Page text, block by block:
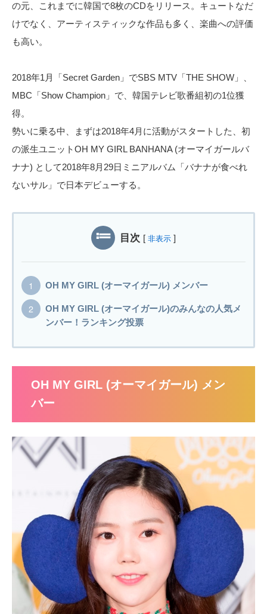
の元、これまでに韓国で8枚のCDをリリース。キュートなだ
けでなく、アーティスティックな作品も多く、楽曲への評価
も高い。
2018年1月「Secret Garden」でSBS MTV「THE SHOW」、
MBC「Show Champion」で、韓国テレビ歌番組初の1位獲
得。
勢いに乗る中、まずは2018年4月に活動がスタートした、初
の派生ユニットOH MY GIRL BANHANA (オーマイガールバ
ナナ) として2018年8月29日ミニアルバム「バナナが食べれ
ないサル」で日本デビューする。
目次 [ 非表示 ]
OH MY GIRL (オーマイガール) メンバー
OH MY GIRL (オーマイガール)のみんなの人気メ
ンバー！ランキング投票
OH MY GIRL (オーマイガール) メン
バー